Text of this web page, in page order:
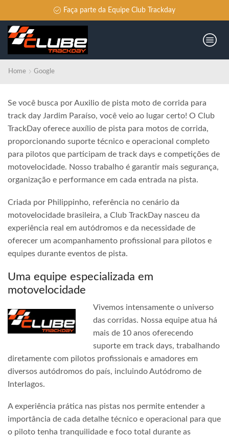
Faça parte da Equipe Club Trackday
Home Google
Se você busca por Auxilio de pista moto de corrida para
track day Jardim Paraíso, você veio ao lugar certo! O Club
TrackDay oferece auxílio de pista para motos de corrida,
proporcionando suporte técnico e operacional completo
para pilotos que participam de track days e competições de
motovelocidade. Nosso trabalho é garantir mais segurança,
organização e performance em cada entrada na pista.
Criada por Philippinho, referência no cenário da
motovelocidade brasileira, a Club TrackDay nasceu da
experiência real em autódromos e da necessidade de
oferecer um acompanhamento profissional para pilotos e
equipes durante eventos de pista.
Uma equipe especializada em
motovelocidade
Vivemos intensamente o universo
das corridas. Nossa equipe atua há
mais de 10 anos oferecendo
suporte em track days, trabalhando
diretamente com pilotos profissionais e amadores em
diversos autódromos do país, incluindo Autódromo de
Interlagos.
A experiência prática nas pistas nos permite entender a
importância de cada detalhe técnico e operacional para que
o piloto tenha tranquilidade e foco total durante as